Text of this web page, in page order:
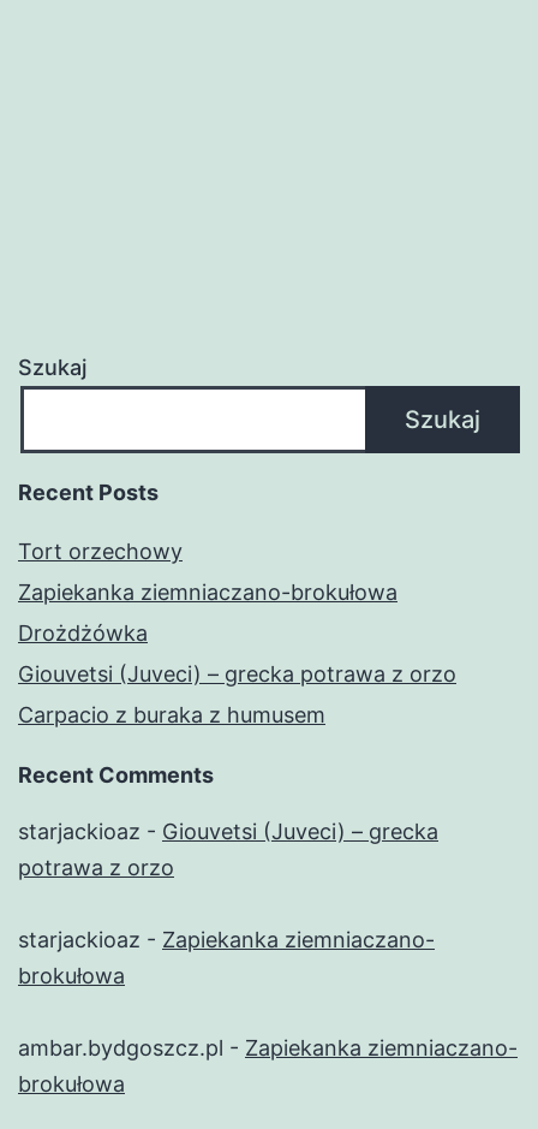
Szukaj
Szukaj
Recent Posts
Tort orzechowy
Zapiekanka ziemniaczano-brokułowa
Drożdżówka
Giouvetsi (Juveci) – grecka potrawa z orzo
Carpacio z buraka z humusem
Recent Comments
starjackioaz - Giouvetsi (Juveci) – grecka
potrawa z orzo
starjackioaz - Zapiekanka ziemniaczano-
brokułowa
ambar.bydgoszcz.pl - Zapiekanka ziemniaczano-
brokułowa